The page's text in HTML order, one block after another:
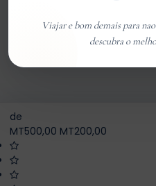
de
MT500,00 MT200,00
Viajar e bom demais para
descubra o